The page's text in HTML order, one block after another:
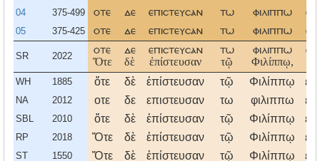
04 375-499 οτε δε επιστευσαν τω φιλιππω
05 375-425 οτε δε επιστευσαν τω φιλιππω
SR 2022
οτε
Ὅτε
δε
δὲ
επιστευσαν
ἐπίστευσαν
τω
τῷ
φιλιππω
Φιλίππῳ,
WH 1885 ὅτε δὲ ἐπίστευσαν τῷ Φιλίππῳ
NA 2012 οτε δε επιστευσαν τω φιλιππω
SBL 2010 ὅτε δὲ ἐπίστευσαν τῷ Φιλίππῳ
RP 2018 Ὅτε δὲ ἐπίστευσαν τῷ Φιλίππῳ
ST 1550 Ὅτε δὲ ἐπίστευσαν τῷ Φιλίππῳ